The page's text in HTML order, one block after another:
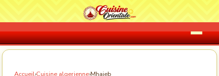
Accueil›Cuisine algerienne›Mhajeb